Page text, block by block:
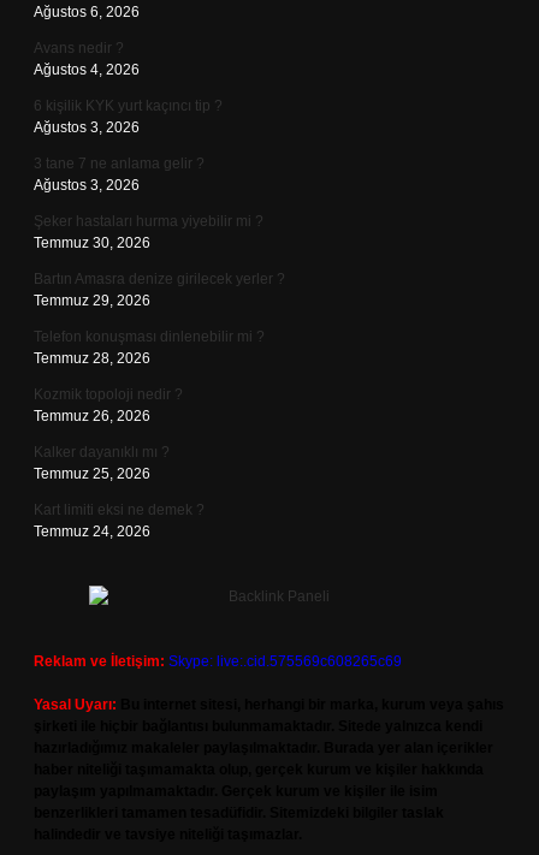
Ağustos 6, 2026
Avans nedir ?
Ağustos 4, 2026
6 kişilik KYK yurt kaçıncı tip ?
Ağustos 3, 2026
3 tane 7 ne anlama gelir ?
Ağustos 3, 2026
Şeker hastaları hurma yiyebilir mi ?
Temmuz 30, 2026
Bartın Amasra denize girilecek yerler ?
Temmuz 29, 2026
Telefon konuşması dinlenebilir mi ?
Temmuz 28, 2026
Kozmik topoloji nedir ?
Temmuz 26, 2026
Kalker dayanıklı mı ?
Temmuz 25, 2026
Kart limiti eksi ne demek ?
Temmuz 24, 2026
Reklam ve İletişim: Skype: live:.cid.575569c608265c69
Yasal Uyarı: